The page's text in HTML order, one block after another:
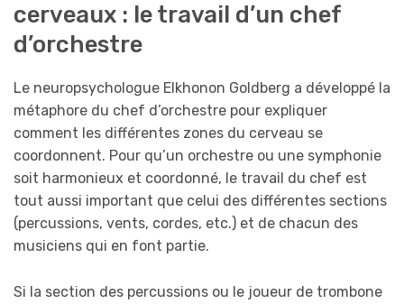
cerveaux : le travail d’un chef
d’orchestre
Le neuropsychologue Elkhonon Goldberg a développé la
métaphore du chef d’orchestre pour expliquer
comment les différentes zones du cerveau se
coordonnent. Pour qu’un orchestre ou une symphonie
soit harmonieux et coordonné, le travail du chef est
tout aussi important que celui des différentes sections
(percussions, vents, cordes, etc.) et de chacun des
musiciens qui en font partie.
Si la section des percussions ou le joueur de trombone